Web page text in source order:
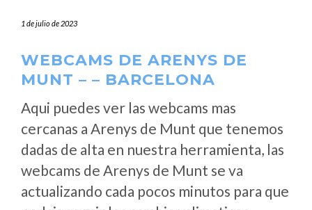
1 de julio de 2023
WEBCAMS DE ARENYS DE
MUNT – – BARCELONA
Aqui puedes ver las webcams mas
cercanas a Arenys de Munt que tenemos
dadas de alta en nuestra herramienta, las
webcams de Arenys de Munt se va
actualizando cada pocos minutos para que